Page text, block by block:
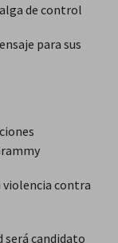
de control
para sus
contra
será candidato